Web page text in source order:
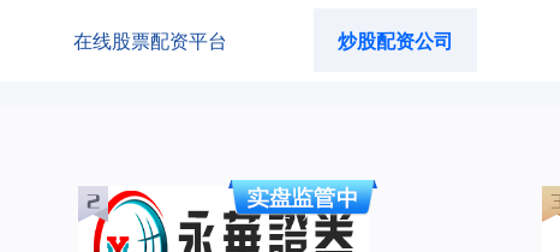
在线股票配资平台 炒股配资公司